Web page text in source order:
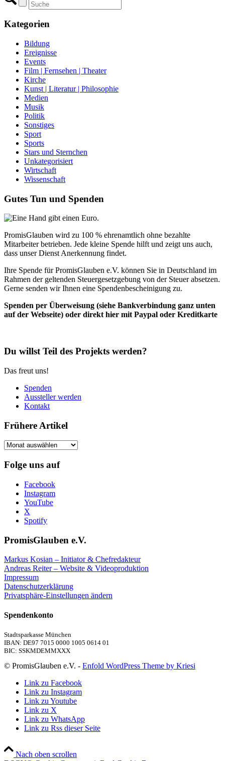
Kategorien
Bildung
Ereignisse
Events
Film | Fernsehen | Theater
Kirche
Kunst | Literatur | Philosophie
Medien
Musik
Politik
Sonstiges
Sport
Sports
Stars und Sternchen
Unkategorisiert
Wirtschaft
Wissenschaft
Gutes Tun und Spenden
PromisGlauben wird zu 100 % ehrenamtlich ohne bezahlte
Mitarbeiter betrieben. Jede kleine Spende hilft und zeigt uns auch,
dass unser Dienst Anerkennung findet.
Ihre Spende für PromisGlauben e.V. können Sie in Deutschland im
Rahmen der geltenden Steuergesetzgebung von der Steuer absetzen.
Gerne senden wir Ihnen eine Spendenbescheinigung zu.
Spenden per Überweisung (siehe Bankverbindung ganz unten
auf der Webseite) oder direkt hier mit Paypal oder Kreditkarte
Du willst Teil des Projekts werden?
Das freut uns!
Spenden
Aussteller werden
Kontakt
Frühere Artikel
Frühere
Folge uns auf
Facebook
Instagram
YouTube
X
Spotify
PromisGlauben e.V.
Markus Kosian – Initiator & Chefredakteur
Andreas Reiter – Website & Videoproduktion
Impressum
Datenschutzerklärung
Privatsphäre-Einstellungen ändern
Spendenkonto
Stadtsparkasse München
IBAN: DE97 7015 0000 1005 0614 01
BIC: SSKMDEMMXXX
© PromisGlauben e.V. - Enfold WordPress Theme by Kriesi
Link zu Facebook
Link zu Instagram
Link zu Youtube
Link zu X
Link zu WhatsApp
Link zu Rss dieser Seite
Nach oben scrollen